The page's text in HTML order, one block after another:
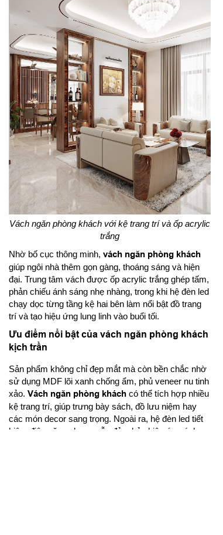
Vách ngăn phòng khách với kệ trang trí và ốp acrylic
trắng
Nhờ bố cục thông minh, vách ngăn phòng khách
giúp ngôi nhà thêm gọn gàng, thoáng sáng và hiện
đại. Trung tâm vách được ốp acrylic trắng ghép tấm,
phản chiếu ánh sáng nhẹ nhàng, trong khi hệ đèn led
chạy dọc từng tầng kệ hai bên làm nổi bật đồ trang
trí và tạo hiệu ứng lung linh vào buổi tối.
Ưu điểm nổi bật của vách ngăn phòng khách
kịch trần
Sản phẩm không chỉ đẹp mắt mà còn bền chắc nhờ
sử dụng MDF lõi xanh chống ẩm, phủ veneer nu tinh
xảo. Vách ngăn phòng khách có thể tích hợp nhiều
kệ trang trí, giúp trưng bày sách, đồ lưu niệm hay
các món decor sang trọng. Ngoài ra, hệ đèn led tiết
kiệm điện năng nhưng vẫn đảm bảo hiệu ứng ánh